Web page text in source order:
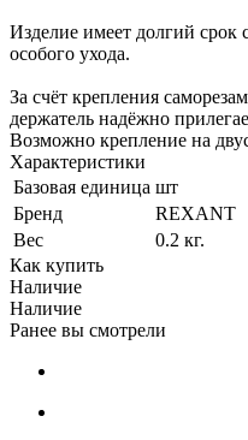
Изделие имеет долгий срок
особого ухода.
За счёт крепления
держатель надёжно
Возможно крепление на
Характеристики
Базовая единица шт
Бренд
REXANT
Вес
0.2 кг.
Как купить
Наличие
Наличие
Ранее вы смотрели